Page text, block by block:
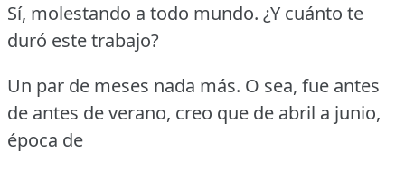
Sí, molestando a todo mundo. ¿Y cuánto te
duró este trabajo?
Un par de meses nada más. O sea, fue antes
de antes de verano, creo que de abril a junio,
época de